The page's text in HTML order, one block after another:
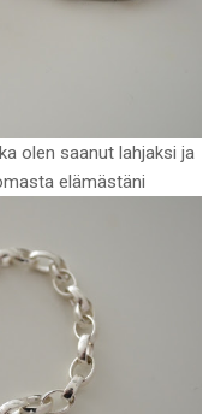
olen saanut lahjaksi ja
elämästäni